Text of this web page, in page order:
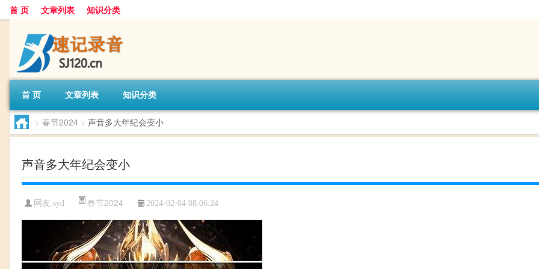
首 页 文章列表 知识分类
首 页 文章列表 知识分类
> 春节2024 > 声音多大年纪会变小
声音多大年纪会变小
网友:syd 春节2024 2024-02-04 08:06:24